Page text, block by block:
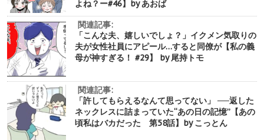
よね？ー#46】by あおば
関連記事:
「こんな夫、嬉しいでしょ？」イクメン気取りの
夫が女性社員にアピール…すると同僚が【私の義
母が神すぎる！ #29】 by 尾持トモ
関連記事:
「許してもらえるなんて思ってない」 ──返した
ネックレスに詰まっていた“あの日の記憶”【あの
頃私はバカだった 第58話】by こっとん